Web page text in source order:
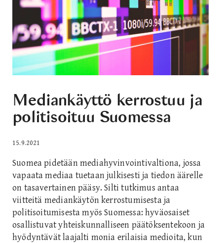
Mediankäyttö kerrostuu ja
politisoituu Suomessa
15.9.2021
Suomea pidetään mediahyvinvointivaltiona, jossa
vapaata mediaa tuetaan julkisesti ja tiedon äärelle
on tasavertainen pääsy. Silti tutkimus antaa
viitteitä mediankäytön kerrostumisesta ja
politisoitumisesta myös Suomessa: hyväosaiset
osallistuvat yhteiskunnalliseen päätöksentekoon ja
hyödyntävät laajalti monia erilaisia medioita, kun